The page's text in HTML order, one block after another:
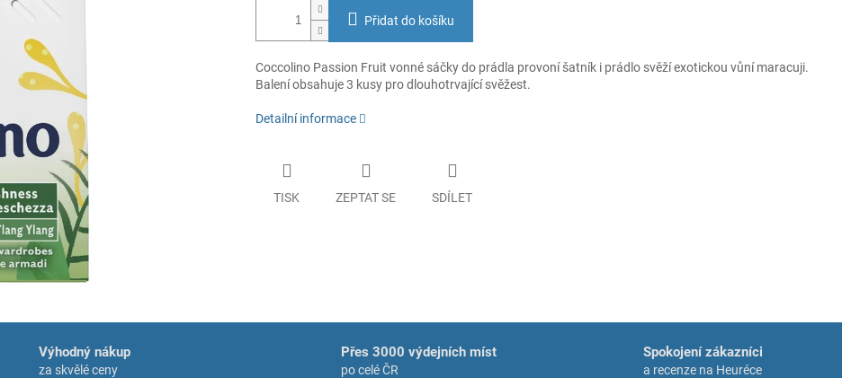
Přidat do košíku
Coccolino Passion Fruit vonné sáčky do prádla provoní šatník i prádlo svěží exotickou vůní maracuji.
Balení obsahuje 3 kusy pro dlouhotrvající svěžest.
Detailní informace
TISK ZEPTAT SE SDÍLET
Výhodný nákup
za skvělé ceny
Přes 3000 výdejních míst
po celé ČR
Spokojení zákazníci
a recenze na Heuréce